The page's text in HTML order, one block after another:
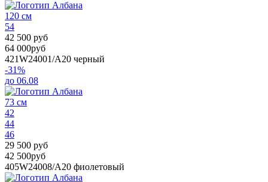
120 см
54
42 500 руб
64 000руб
421W24001/А20 черный
-31%
до 06.08
73 см
42
44
46
29 500 руб
42 500руб
405W24008/А20 фиолетовый